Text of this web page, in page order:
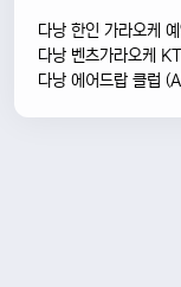
다낭 한인 가라오케
다낭 벤츠가라오케
다낭 에어드랍 클럽